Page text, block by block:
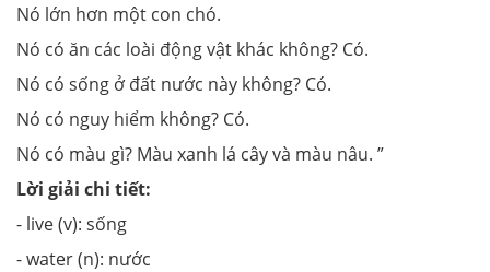
Nó lớn hơn một con chó.
Nó có ăn các loài động vật khác không? Có.
Nó có sống ở đất nước này không? Có.
Nó có nguy hiểm không? Có.
Nó có màu gì? Màu xanh lá cây và màu nâu. ”
Lời giải chi tiết:
- live (v): sống
- water (n): nước